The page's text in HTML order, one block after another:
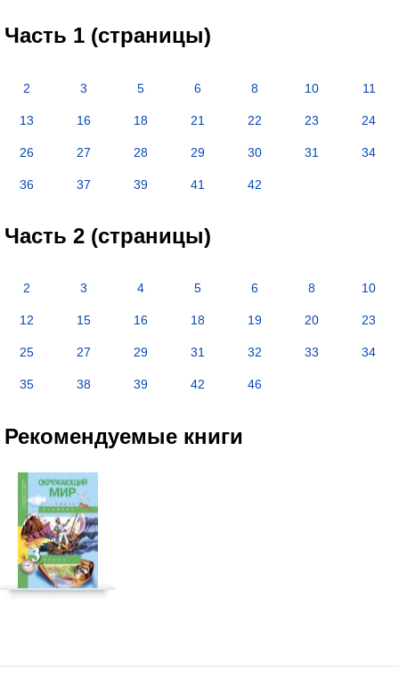
Часть 1 (страницы)
2 3 5 6 8 10 11
13 16 18 21 22 23 24
26 27 28 29 30 31 34
36 37 39 41 42
Часть 2 (страницы)
2 3 4 5 6 8 10
12 15 16 18 19 20 23
25 27 29 31 32 33 34
35 38 39 42 46
Рекомендуемые книги